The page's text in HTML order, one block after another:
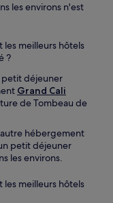
les environs n'est
les meilleurs hôtels
?
petit déjeuner
Grand Cali
de Tombeau de
hébergement
petit déjeuner
les environs.
les meilleurs hôtels